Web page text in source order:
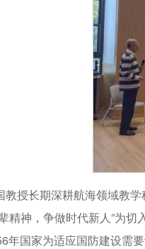
教授长期深耕航海领域教
精神，争做时代新人”为
国家为适应国防建设需要